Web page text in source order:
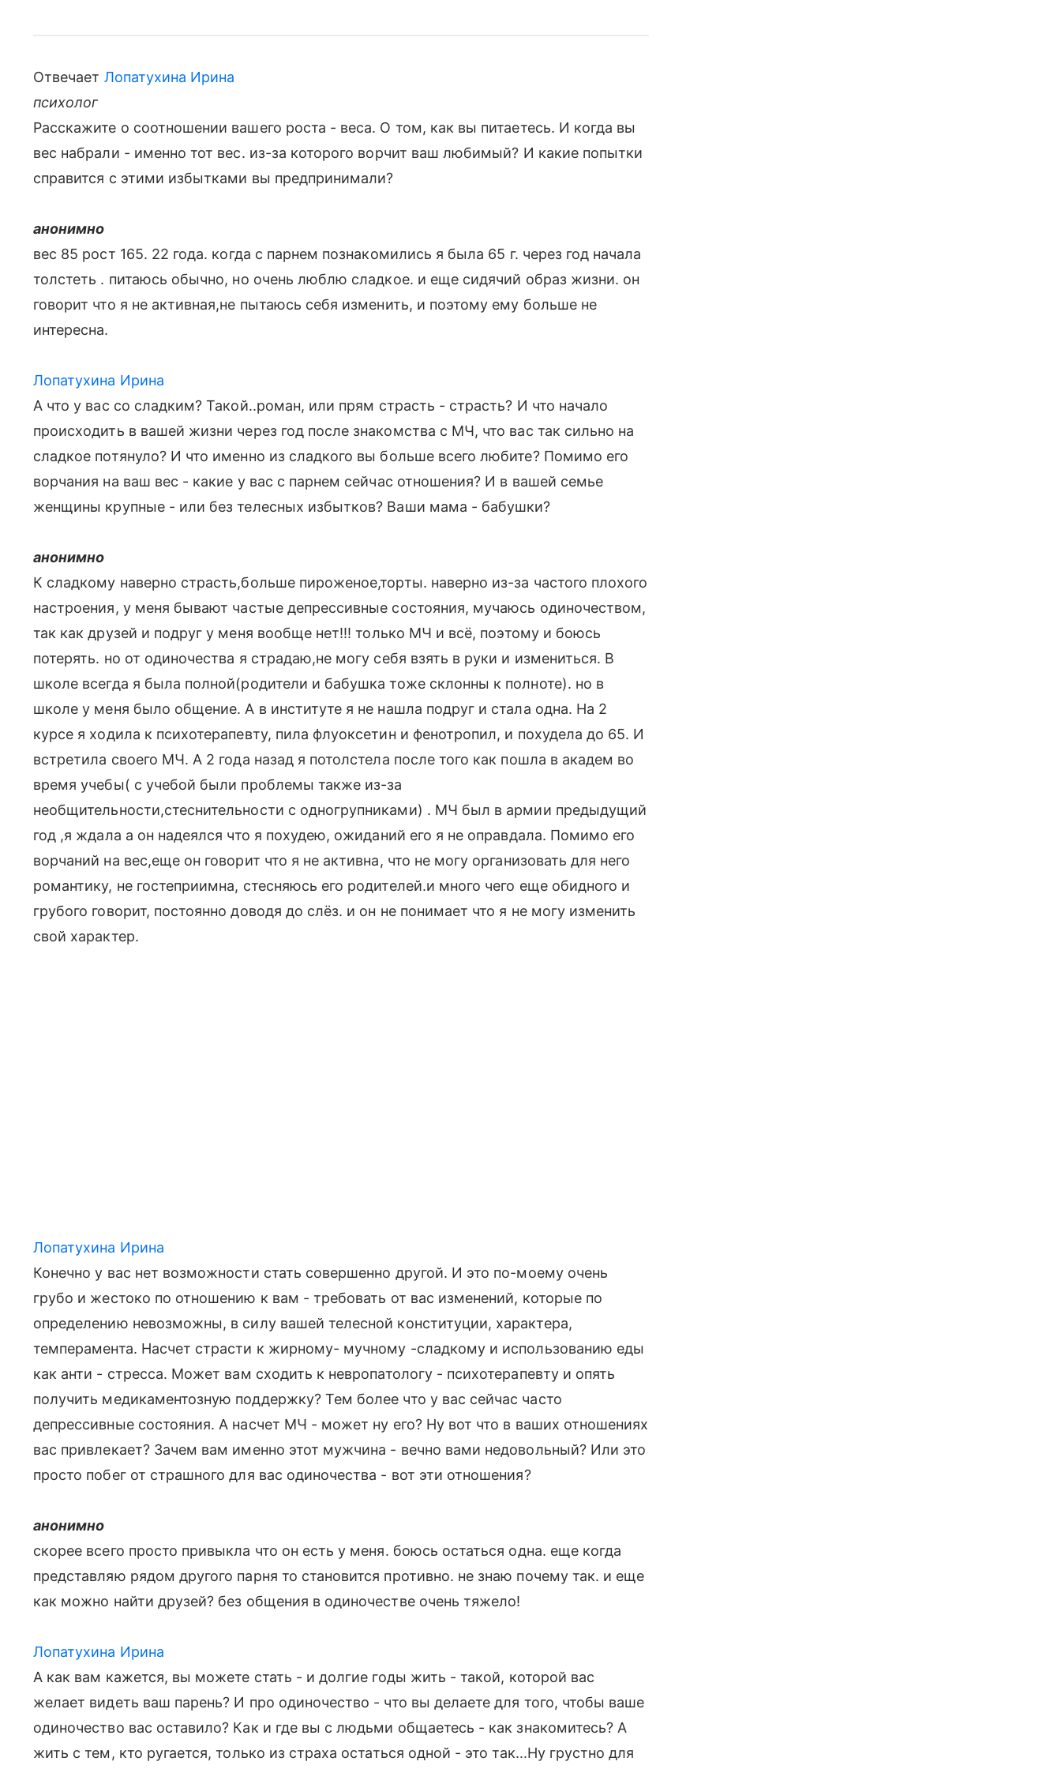
Отвечает Лопатухина Ирина
психолог
Расскажите о соотношении вашего роста - веса. О том, как вы питаетесь. И когда вы
вес набрали - именно тот вес. из-за которого ворчит ваш любимый? И какие попытки
справится с этими избытками вы предпринимали?
анонимно
вес 85 рост 165. 22 года. когда с парнем познакомились я была 65 г. через год начала
толстеть . питаюсь обычно, но очень люблю сладкое. и еще сидячий образ жизни. он
говорит что я не активная,не пытаюсь себя изменить, и поэтому ему больше не
интересна.
Лопатухина Ирина
А что у вас со сладким? Такой..роман, или прям страсть - страсть? И что начало
происходить в вашей жизни через год после знакомства с МЧ, что вас так сильно на
сладкое потянуло? И что именно из сладкого вы больше всего любите? Помимо его
ворчания на ваш вес - какие у вас с парнем сейчас отношения? И в вашей семье
женщины крупные - или без телесных избытков? Ваши мама - бабушки?
анонимно
К сладкому наверно страсть,больше пироженое,торты. наверно из-за частого плохого
настроения, у меня бывают частые депрессивные состояния, мучаюсь одиночеством,
так как друзей и подруг у меня вообще нет!!! только МЧ и всё, поэтому и боюсь
потерять. но от одиночества я страдаю,не могу себя взять в руки и измениться. В
школе всегда я была полной(родители и бабушка тоже склонны к полноте). но в
школе у меня было общение. А в институте я не нашла подруг и стала одна. На 2
курсе я ходила к психотерапевту, пила флуоксетин и фенотропил, и похудела до 65. И
встретила своего МЧ. А 2 года назад я потолстела после того как пошла в академ во
время учебы( с учебой были проблемы также из-за
необщительности,стеснительности с одногрупниками) . МЧ был в армии предыдущий
год ,я ждала а он надеялся что я похудею, ожиданий его я не оправдала. Помимо его
ворчаний на вес,еще он говорит что я не активна, что не могу организовать для него
романтику, не гостеприимна, стесняюсь его родителей.и много чего еще обидного и
грубого говорит, постоянно доводя до слёз. и он не понимает что я не могу изменить
свой характер.
Лопатухина Ирина
Конечно у вас нет возможности стать совершенно другой. И это по-моему очень
грубо и жестоко по отношению к вам - требовать от вас изменений, которые по
определению невозможны, в силу вашей телесной конституции, характера,
темперамента. Насчет страсти к жирному- мучному -сладкому и использованию еды
как анти - стресса. Может вам сходить к невропатологу - психотерапевту и опять
получить медикаментозную поддержку? Тем более что у вас сейчас часто
депрессивные состояния. А насчет МЧ - может ну его? Ну вот что в ваших отношениях
вас привлекает? Зачем вам именно этот мужчина - вечно вами недовольный? Или это
просто побег от страшного для вас одиночества - вот эти отношения?
анонимно
скорее всего просто привыкла что он есть у меня. боюсь остаться одна. еще когда
представляю рядом другого парня то становится противно. не знаю почему так. и еще
как можно найти друзей? без общения в одиночестве очень тяжело!
Лопатухина Ирина
А как вам кажется, вы можете стать - и долгие годы жить - такой, которой вас
желает видеть ваш парень? И про одиночество - что вы делаете для того, чтобы ваше
одиночество вас оставило? Как и где вы с людьми общаетесь - как знакомитесь? А
жить с тем, кто ругается, только из страха остаться одной - это так...Ну грустно для